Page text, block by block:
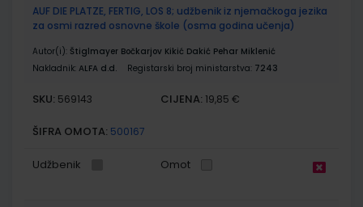
AUF DIE PLATZE, FERTIG, LOS 8; udžbenik iz njemačkoga jezika
za osmi razred osnovne škole (osma godina učenja)
Autor(i): Štiglmayer Bočkarjov Kikić Dakić Pehar Miklenić
Nakladnik: ALFA d.d. Registarski broj ministarstva: 7243
SKU: 569143 CIJENA: 19,85 €
ŠIFRA OMOTA: 500167
Udžbenik Omot